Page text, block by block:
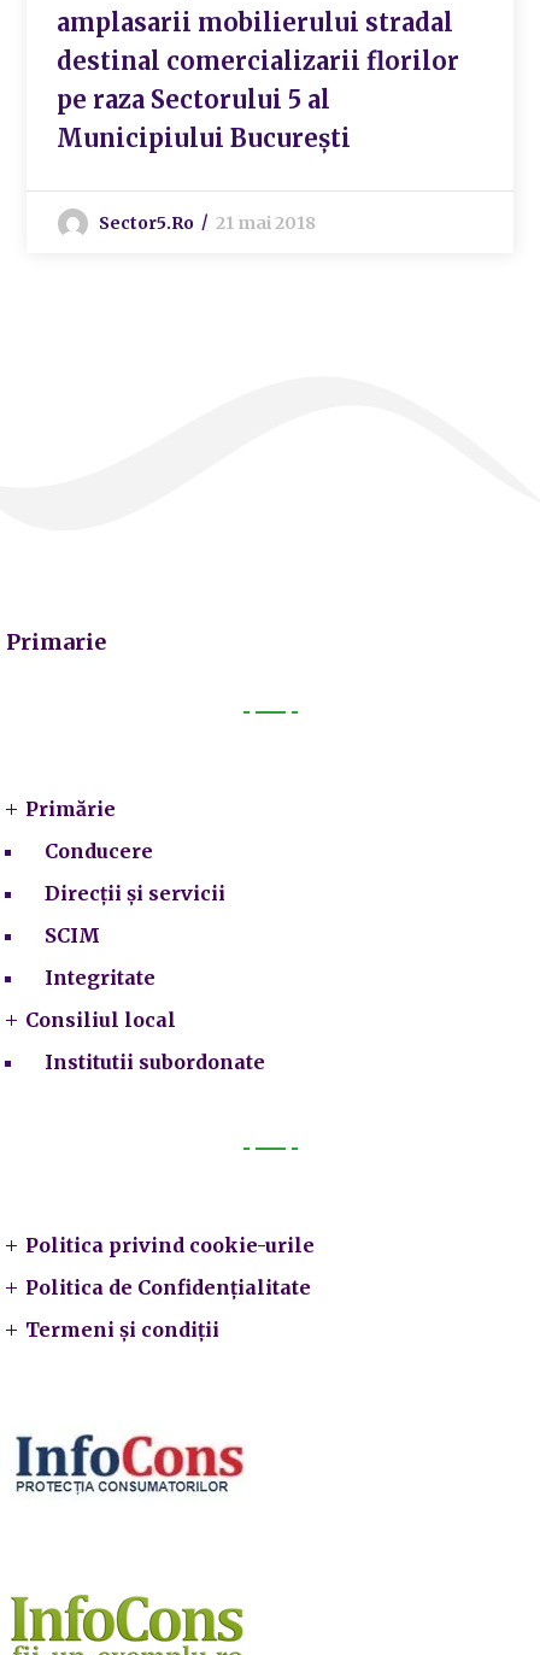
amplasarii mobilierului stradal
destinal comercializarii florilor
pe raza Sectorului 5 al
Municipiului București
Sector5.ro 21 mai 2018
Primarie
Primărie
Conducere
Direcții și servicii
SCIM
Integritate
Consiliul local
Institutii subordonate
Politica privind cookie-urile
Politica de Confidențialitate
Termeni și condiții